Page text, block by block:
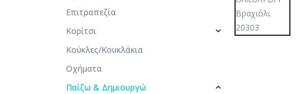
Επιτραπεζία
Κορίτσι
Κούκλες/Κουκλάκια
Οχήματα
Παίζω & Δημιουργώ